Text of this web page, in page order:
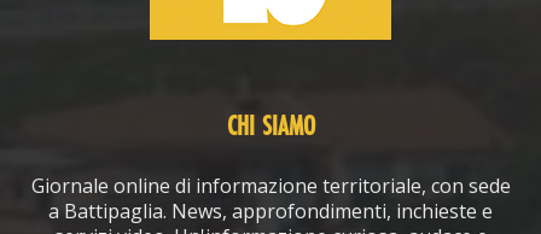
CHI SIAMO
Giornale online di informazione territoriale, con sede
a Battipaglia. News, approfondimenti, inchieste e